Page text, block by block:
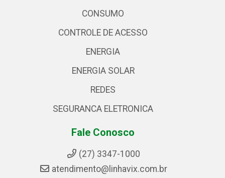
CONSUMO
CONTROLE DE ACESSO
ENERGIA
ENERGIA SOLAR
REDES
SEGURANCA ELETRONICA
Fale Conosco
(27) 3347-1000
atendimento@linhavix.com.br